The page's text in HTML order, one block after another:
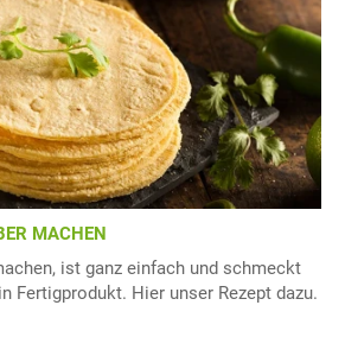
MACHEN
ist ganz einfach und schmeckt
Fertigprodukt. Hier unser Rezept dazu.